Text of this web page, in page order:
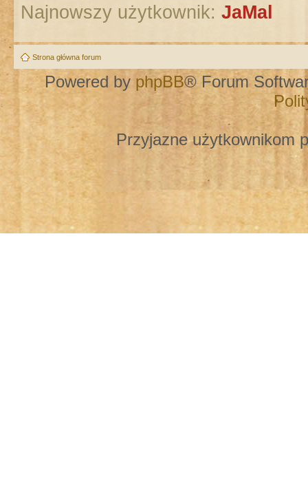
Najnowszy użytkownik: JaMal
Strona główna forum
Powered by phpBB® Forum
Przyjazne użytkownikom